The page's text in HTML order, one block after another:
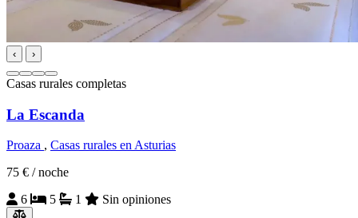
‹ ›
Casas rurales completas
La Escanda
Proaza , Casas rurales en Asturias
75 € / noche
6
5 1 Sin opiniones